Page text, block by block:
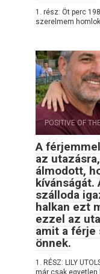
1. rész: Öt perc
szerelmem
POSITIVE OF
A
az
álmodott,
kívánságát.
szálloda
halkan ezt
ezzel az
amit a férje
önnek.
1. RÉSZ: LILY
már csak egyetlen